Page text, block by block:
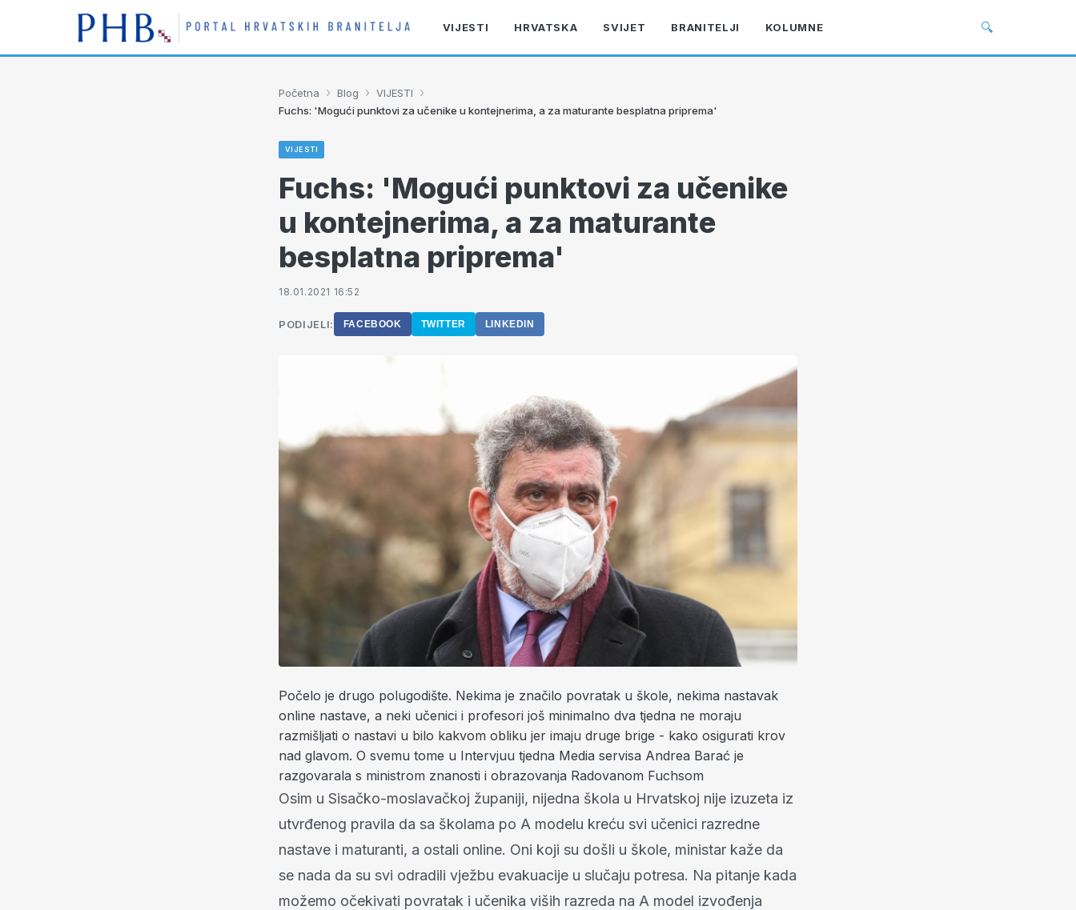
VIJESTI HRVATSKA SVIJET BRANITELJI KOLUMNE 🔍
Početna › Blog › VIJESTI ›
Fuchs: 'Mogući punktovi za učenike u kontejnerima, a za maturante besplatna priprema'
VIJESTI
Fuchs: 'Mogući punktovi za učenike
u kontejnerima, a za maturante
besplatna priprema'
18.01.2021 16:52
PODIJELI: FACEBOOK TWITTER LINKEDIN
Počelo je drugo polugodište. Nekima je značilo povratak u škole, nekima nastavak
online nastave, a neki učenici i profesori još minimalno dva tjedna ne moraju
razmišljati o nastavi u bilo kakvom obliku jer imaju druge brige - kako osigurati krov
nad glavom. O svemu tome u Intervjuu tjedna Media servisa Andrea Barać je
razgovarala s ministrom znanosti i obrazovanja Radovanom Fuchsom
Osim u Sisačko-moslavačkoj županiji, nijedna škola u Hrvatskoj nije izuzeta iz
utvrđenog pravila da sa školama po A modelu kreću svi učenici razredne
nastave i maturanti, a ostali online. Oni koji su došli u škole, ministar kaže da
se nada da su svi odradili vježbu evakuacije u slučaju potresa. Na pitanje kada
možemo očekivati povratak i učenika viših razreda na A model izvođenja